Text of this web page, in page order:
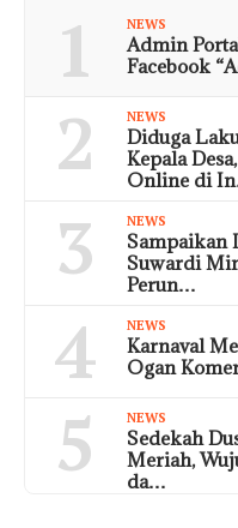
1 NEWS
Admin
Facebook
2 NEWS
Diduga
Kepala
Online di
3 NEWS
Sampaikan
Suwardi
Perun…
4 NEWS
Karnaval
Ogan
5 NEWS
Sedekah
Meriah,
da…